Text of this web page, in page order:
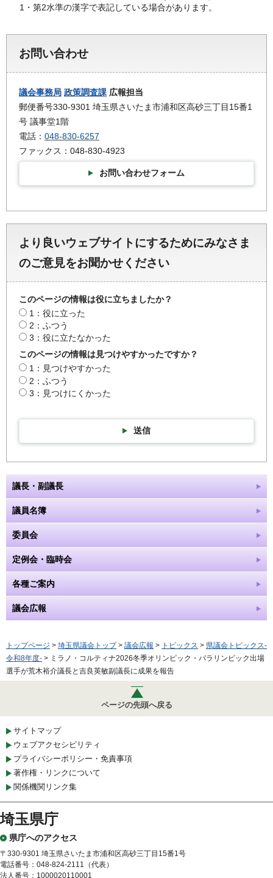
1・第2水準の漢字で表記している場合があります。
お問い合わせ
議会事務局 政策調査課 広報担当
郵便番号330-9301 埼玉県さいたま市浦和区高砂三丁目15番1
号 議事堂1階
電話： 048-830-6257
ファックス：048-830-4923
お問い合わせフォーム
より良いウェブサイトにするためにみなさま
のご意見をお聞かせください
このページの情報は役に立ちましたか？
1：役に立った
2：ふつう
3：役に立たなかった
このページの情報は見つけやすかったですか？
1：見つけやすかった
2：ふつう
3：見つけにくかった
送信
議長・副議長
議員名簿
委員会
定例会・臨時会
各種ご案内
議会広報
トップページ > 埼玉県議会トップ> 議会広報 > トピックス > 県議会トピックス-
令和8年度- > ミラノ・コルティナ2026冬季オリンピック・パラリンピック出場
選手が荒木裕介議長と吉良英敏副議長に成果を報告
ページの先頭へ戻る
サイトマップ
ウェブアクセシビリティ
プライバシーポリシー・免責事項
著作権・リンクについて
関係機関リンク集
埼玉県庁
県庁へのアクセス
〒330-9301 埼玉県さいたま市浦和区高砂三丁目15番1号
電話番号：048-824-2111（代表）
法人番号：1000020110001